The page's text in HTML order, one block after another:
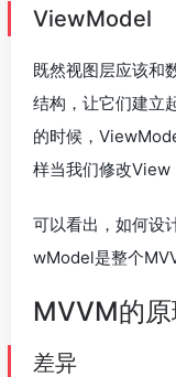
ViewModel
既然视图层应该和
结构，让它们建立
的时候，
样当我们修改View
可以看出，如何设
wModel是整个
MVVM的原
差异